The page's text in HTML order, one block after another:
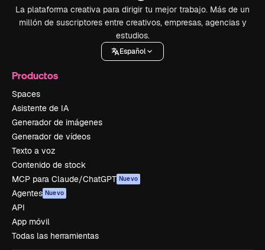
La plataforma creativa para dirigir tu mejor trabajo. Más de un
millón de suscriptores entre creativos, empresas, agencias y
estudios.
Español
Productos
Spaces
Asistente de IA
Generador de imágenes
Generador de vídeos
Texto a voz
Contenido de stock
MCP para Claude/ChatGPT Nuevo
Agentes Nuevo
API
App móvil
Todas las herramientas